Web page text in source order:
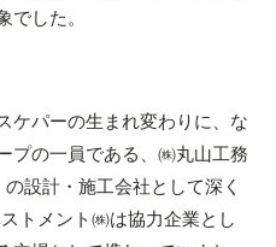
した。
ケパーの生まれ変わりに、な
プの一員である、㈱丸山工務
設計・施工会社として深く
トメント㈱は協力企業とし